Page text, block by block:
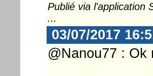
Publié via l'application
...
03/07/2017
@Nanou77 : Ok